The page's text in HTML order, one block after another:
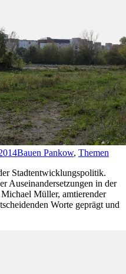
Bauen Pankow, Themen
Stadtentwicklungspolitik.
Auseinandersetzungen in der
Müller, amtierender
Worte geprägt und